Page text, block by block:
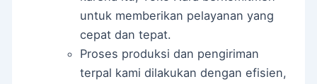
untuk memberikan pelayanan yang
cepat dan tepat.
Proses produksi dan pengiriman
terpal kami dilakukan dengan efisien,